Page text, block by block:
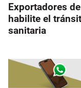
Exportadores
habilite el
sanitaria